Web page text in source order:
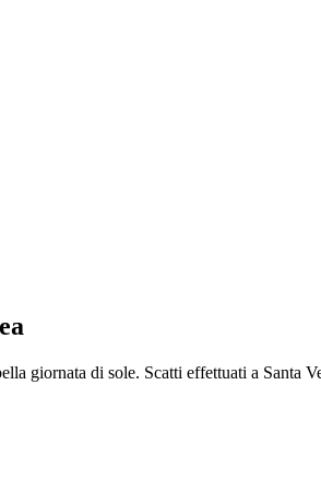
giornata di sole. Scatti effettuati a Santa